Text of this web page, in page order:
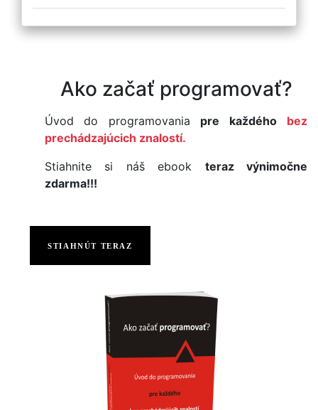
Ako začať programovať?
Úvod do programovania pre každého
bez
prechádzajúcich znalostí.
Stiahnite si náš ebook teraz výnimočne
zdarma!!!
STIAHNÚT TERAZ